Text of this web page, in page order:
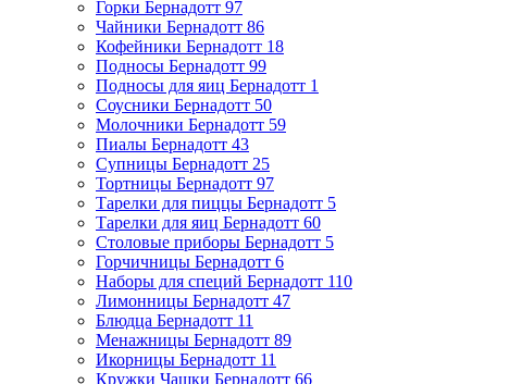
Горки Бернадотт 97
Чайники Бернадотт 86
Кофейники Бернадотт 18
Подносы Бернадотт 99
Подносы для яиц Бернадотт 1
Соусники Бернадотт 50
Молочники Бернадотт 59
Пиалы Бернадотт 43
Супницы Бернадотт 25
Тортницы Бернадотт 97
Тарелки для пиццы Бернадотт 5
Тарелки для яиц Бернадотт 60
Столовые приборы Бернадотт 5
Горчичницы Бернадотт 6
Наборы для специй Бернадотт 110
Лимонницы Бернадотт 47
Блюдца Бернадотт 11
Менажницы Бернадотт 89
Икорницы Бернадотт 11
Кружки Чашки Бернадотт 66